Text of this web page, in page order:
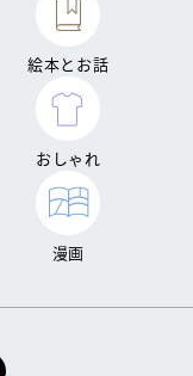
絵本とお話
おしゃれ
漫画